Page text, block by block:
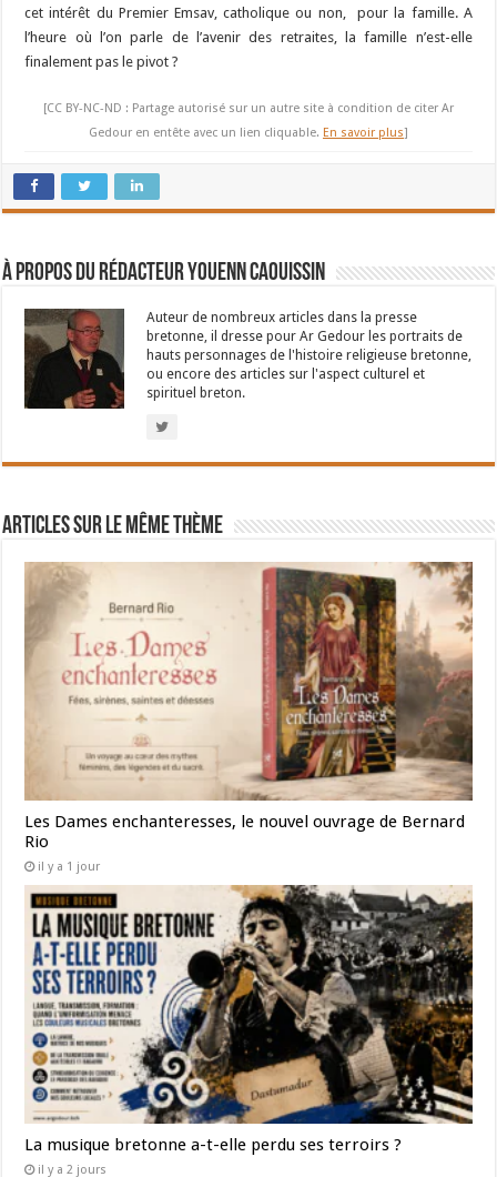
cet intérêt du Premier Emsav, catholique ou non, pour la famille. A
l’heure où l’on parle de l’avenir des retraites, la famille n’est-elle
finalement pas le pivot ?
[CC BY-NC-ND : Partage autorisé sur un autre site à condition de citer Ar
Gedour en entête avec un lien cliquable. En savoir plus]
À propos du rédacteur Youenn Caouissin
Auteur de nombreux articles dans la presse
bretonne, il dresse pour Ar Gedour les portraits de
hauts personnages de l'histoire religieuse bretonne,
ou encore des articles sur l'aspect culturel et
spirituel breton.
Articles sur le même thème
Les Dames enchanteresses, le nouvel ouvrage de Bernard
Rio
il y a 1 jour
La musique bretonne a-t-elle perdu ses terroirs ?
il y a 2 jours